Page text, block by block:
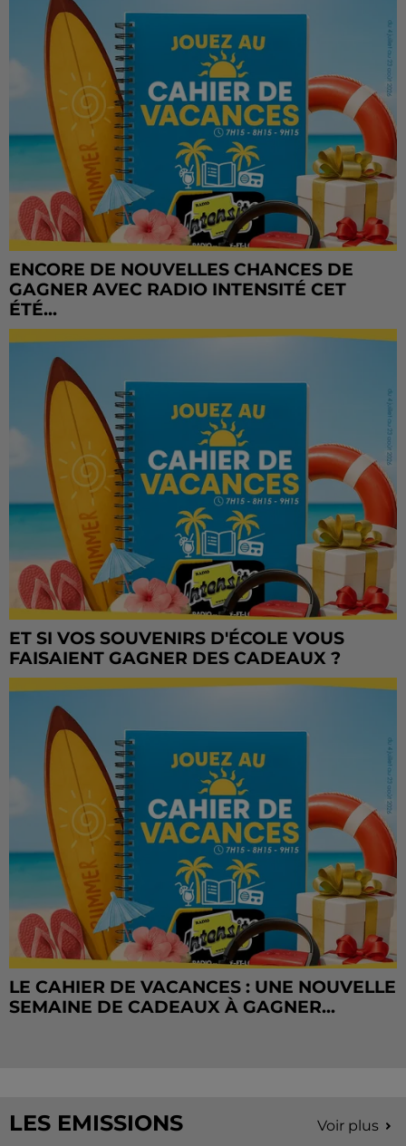
ENCORE DE NOUVELLES CHANCES DE
GAGNER AVEC RADIO INTENSITÉ CET
ÉTÉ...
ET SI VOS SOUVENIRS D'ÉCOLE VOUS
FAISAIENT GAGNER DES CADEAUX ?
LE CAHIER DE VACANCES : UNE NOUVELLE
SEMAINE DE CADEAUX À GAGNER...
LES EMISSIONS Voir plus